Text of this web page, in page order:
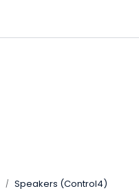
Speakers (Control4)